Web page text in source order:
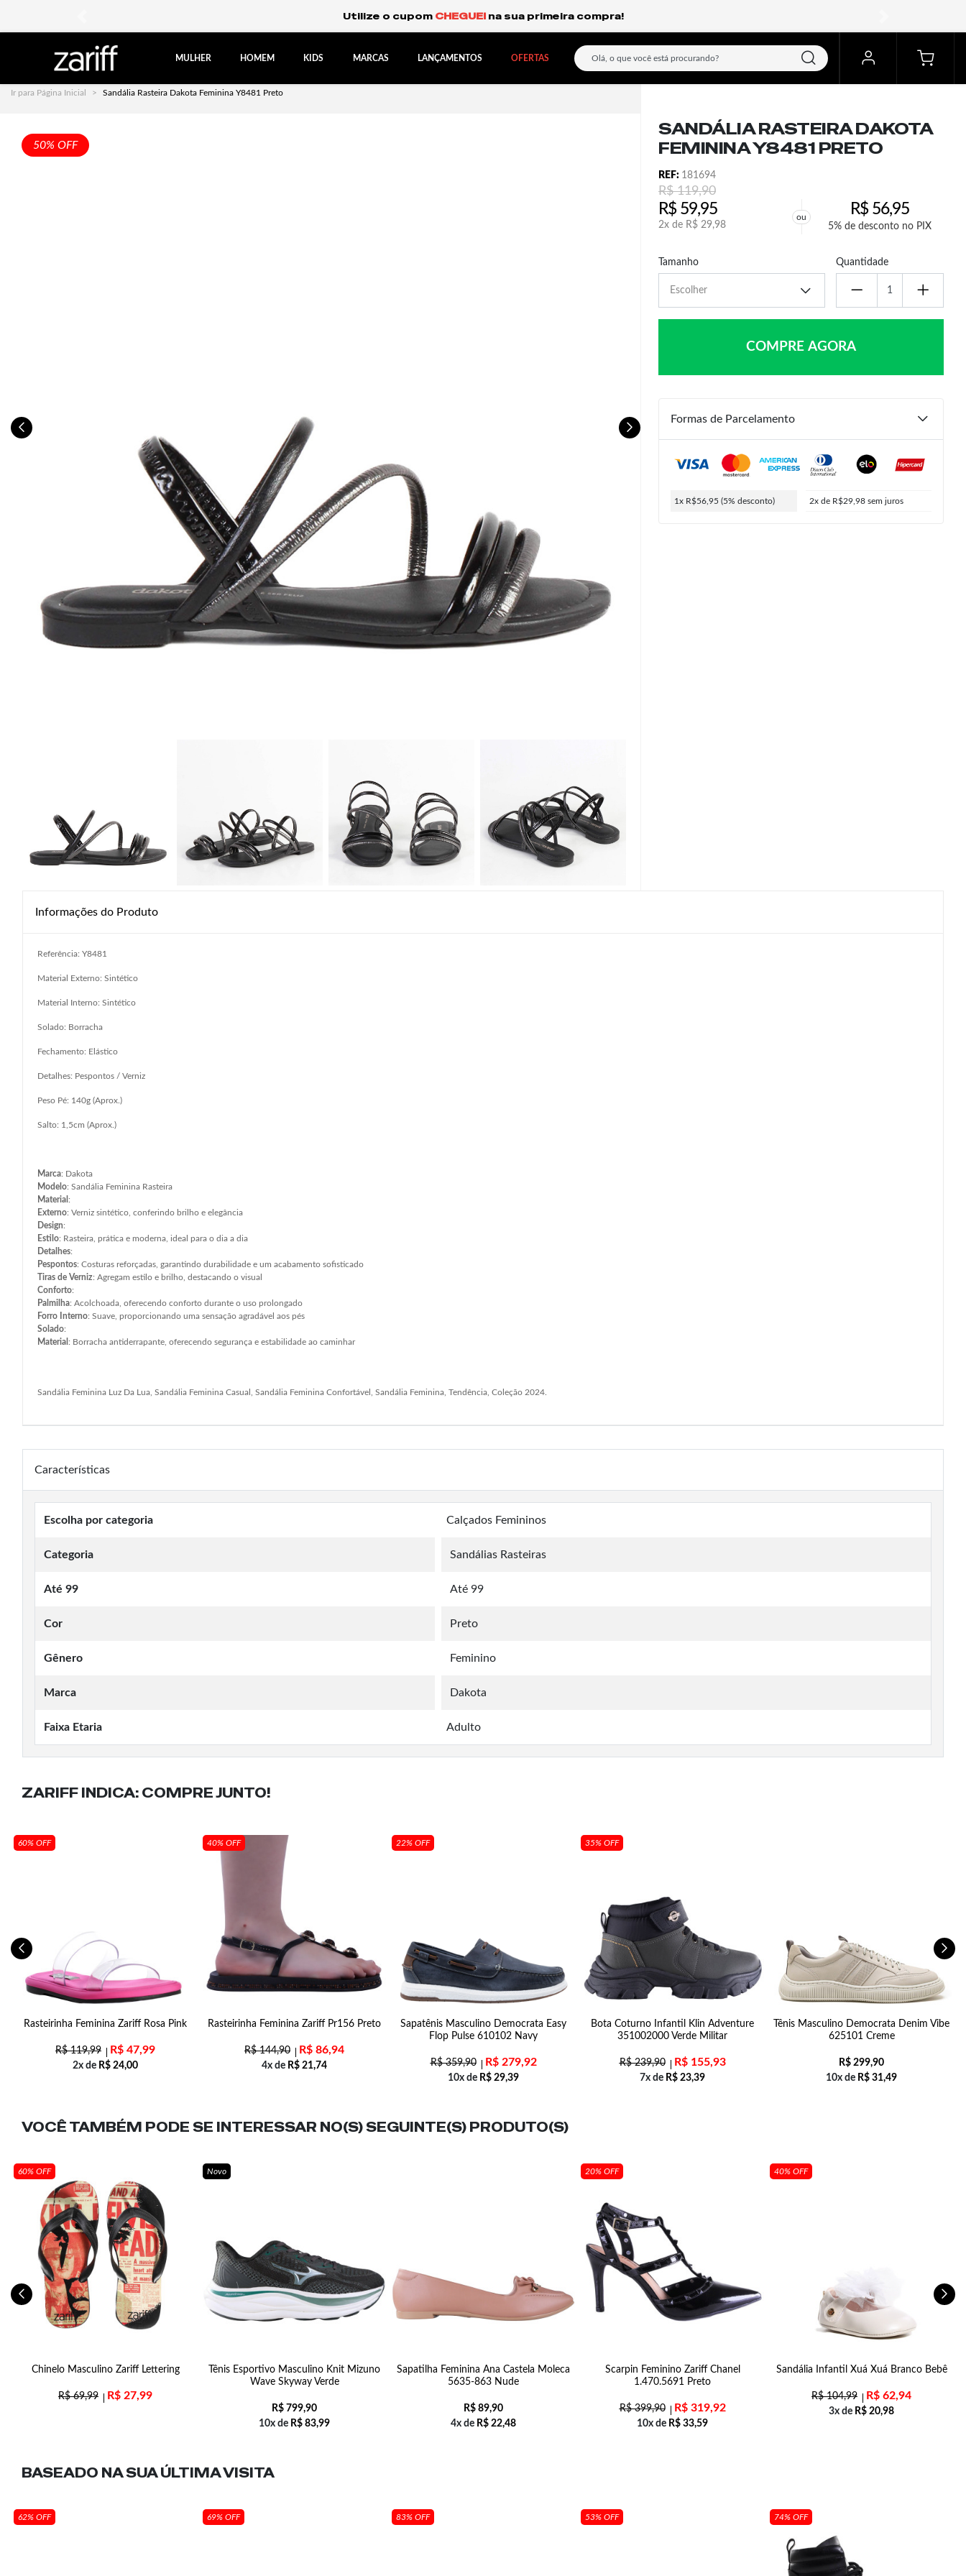
Frete Grátis Expresso para o Sul e São Paulo.
MULHER HOMEM KIDS MARCAS LANÇAMENTOS OFERTAS
Ir para Página Inicial Sandália Rasteira Dakota Feminina Y8481 Preto
50% OFF
SANDÁLIA RASTEIRA DAKOTA
FEMININA Y8481 PRETO
REF: 181694
R$119,90
R$59,95
2x de R$ 29,98
ou R$56,95
5% de desconto no PIX
Tamanho Quantidade
COMPRE AGORA
119,90
R$ 29,98
56,95
5% de desconto no PIX
Formas de Parcelamento
1x R$56,95 (5% desconto) 2x de R$29,98 sem juros
Informações do Produto
Referência: Y8481
Material Externo: Sintético
Material Interno: Sintético
Solado: Borracha
Fechamento: Elástico
Detalhes: Pespontos / Verniz
Peso Pé: 140g (Aprox.)
Salto: 1,5cm (Aprox.)
Marca: Dakota
Modelo: Sandália Feminina Rasteira
Material :
Externo: Verniz sintético, conferindo brilho e elegância
Design:
Estilo: Rasteira, prática e moderna, ideal para o dia a dia
Detalhes:
Pespontos: Costuras reforçadas, garantindo durabilidade e um acabamento sofisticado
Tiras de Verniz: Agregam estilo e brilho, destacando o visual
Conforto:
Palmilha: Acolchoada, oferecendo conforto durante o uso prolongado
Forro Interno: Suave, proporcionando uma sensação agradável aos pés
Solado:
Material : Borracha antiderrapante, oferecendo segurança e estabilidade ao caminhar
Sandália Feminina Luz Da Lua, Sandália Feminina Casual, Sandália Feminina Confortável, Sandália Feminina, Tendência, Coleção 2024.
Características
Escolha por categoria Calçados Femininos
Categoria Sandálias Rasteiras
Até 99 Até 99
Cor Preto
Gênero Feminino
Marca Dakota
Faixa Etaria Adulto
ZARIFF INDICA: COMPRE JUNTO!
60% OFF
Rasteirinha Feminina Zariff Rosa Pink
R$119,99 R$ 47,99
2x de R$ 24,00
40% OFF
Rasteirinha Feminina Zariff Pr156 Preto
R$144,90 R$ 86,94
4x de R$ 21,74
22% OFF
Sapatênis Masculino Democrata Easy
Flop Pulse 610102 Navy
R$359,90 R$279,92
10x de R$ 29,39
35% OFF
Bota Coturno Infantil Klin Adventure
351002000 Verde Militar
R$239,90 R$155,93
7x de R$ 23,39
Tênis Masculino Democrata Denim Vibe
625101 Creme
R$ 299,90
10x de R$ 31,49
VOCÊ TAMBÉM PODE SE INTERESSAR NO(S) SEGUINTE(S) PRODUTO(S)
60% OFF
Chinelo Masculino Zariff Lettering
R$69,99 R$ 27,99
Novo
Tênis Esportivo Masculino Knit Mizuno
Wave Skyway Verde
R$ 799,90
10x de R$ 83,99
Sapatilha Feminina Ana Castela Moleca
5635-863 Nude
R$ 89,90
4x de R$ 22,48
20% OFF
Scarpin Feminino Zariff Chanel
1.470.5691 Preto
R$399,90 R$319,92
10x de R$ 33,59
40% OFF
Sandália Infantil Xuá Xuá Branco Bebê
R$104,99 R$ 62,94
3x de R$ 20,98
BASEADO NA SUAÚLTIMA VISITA
62% OFF 69% OFF 83% OFF 53% OFF 74% OFF